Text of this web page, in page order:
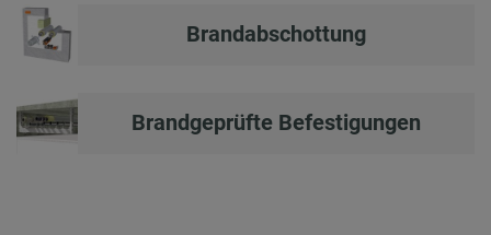
Brandabschottung
Brandgeprüfte Befestigungen